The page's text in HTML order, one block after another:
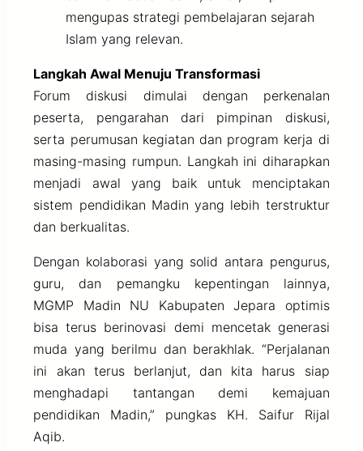
mengupas strategi pembelajaran sejarah
Islam yang relevan.
Langkah Awal Menuju Transformasi
Forum diskusi dimulai dengan perkenalan
peserta, pengarahan dari pimpinan diskusi,
serta perumusan kegiatan dan program kerja di
masing-masing rumpun. Langkah ini diharapkan
menjadi awal yang baik untuk menciptakan
sistem pendidikan Madin yang lebih terstruktur
dan berkualitas.
Dengan kolaborasi yang solid antara pengurus,
guru, dan pemangku kepentingan lainnya,
MGMP Madin NU Kabupaten Jepara optimis
bisa terus berinovasi demi mencetak generasi
muda yang berilmu dan berakhlak. “Perjalanan
ini akan terus berlanjut, dan kita harus siap
menghadapi tantangan demi kemajuan
pendidikan Madin,” pungkas KH. Saifur Rijal
Aqib.